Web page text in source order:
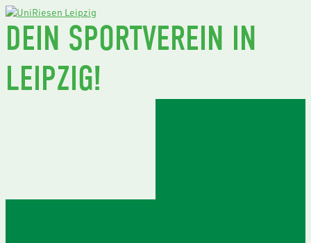
DEIN SPORTVEREIN IN
LEIPZIG!